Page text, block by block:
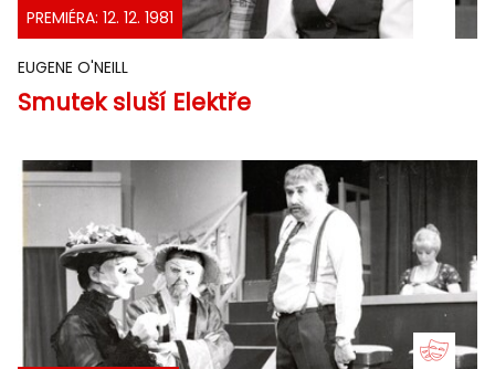
PREMIÉRA: 12. 12. 1981
EUGENE O'NEILL
Smutek sluší Elektře